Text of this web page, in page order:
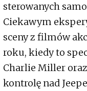
sterowanych
Ciekawym
sceny z filmów
roku, kiedy to
Charlie Miller
kontrolę nad